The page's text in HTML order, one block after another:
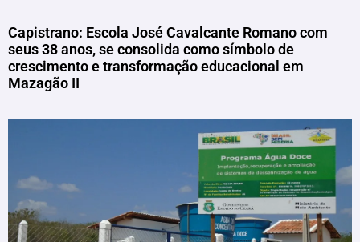
Capistrano: Escola José Cavalcante Romano com
seus 38 anos, se consolida como símbolo de
crescimento e transformação educacional em
Mazagão II